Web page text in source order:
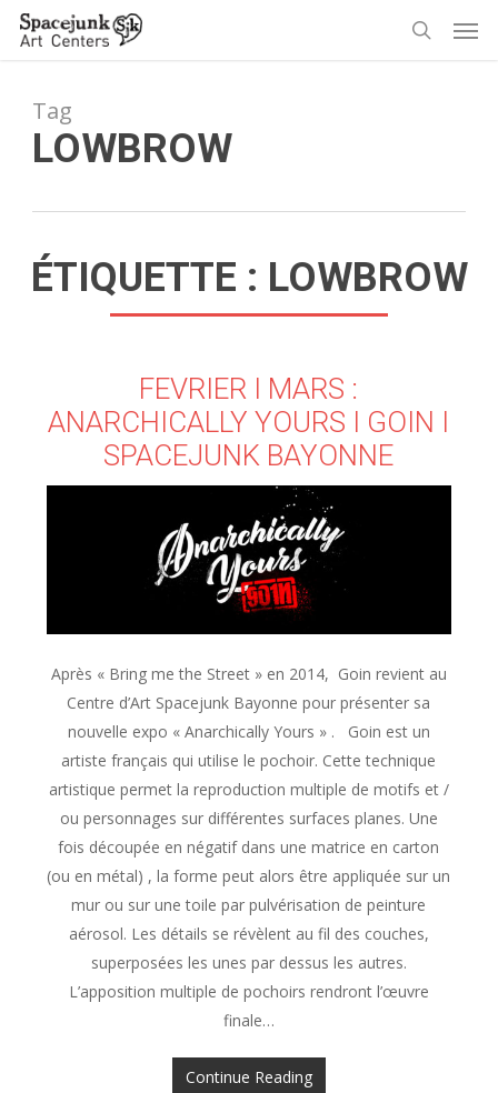
Skip
contentTag
LOWBROW
ÉTIQUETTE : LOWBROW
FEVRIER I MARS :
ANARCHICALLY YOURS I GOIN I
SPACEJUNK BAYONNE
Après « Bring me the Street » en 2014, Goin revient au
Centre d’Art Spacejunk Bayonne pour présenter sa
nouvelle expo « Anarchically Yours » . Goin est un
artiste français qui utilise le pochoir. Cette technique
artistique permet la reproduction multiple de motifs et /
ou personnages sur différentes surfaces planes. Une
fois découpée en négatif dans une matrice en carton
(ou en métal) , la forme peut alors être appliquée sur un
mur ou sur une toile par pulvérisation de peinture
aérosol. Les détails se révèlent au fil des couches,
superposées les unes par dessus les autres.
L’apposition multiple de pochoirs rendront l’œuvre
finale…
Continue Reading